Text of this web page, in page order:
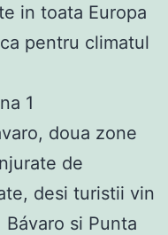
in toata Europa
pentru climatul
doua zone
de
desi turistii vin
si Punta